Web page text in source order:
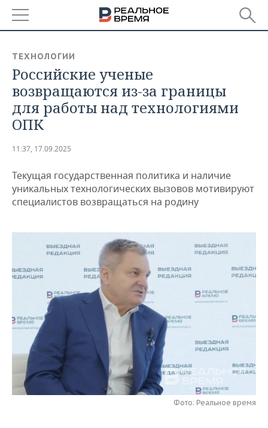
БАШКОРТОСТАН
ТАТАРСТАН
УДМУРТИЯ
НОВОСТИ
АНАЛИТИКА
НОВОСТИ АНАЛИТИКИ
ДЕКЛАРАЦИИ О ДОХОДАХ
КОРОЛИ ГОСЗАКАЗА ПФО
ВУЗЫ ТАТАРСТАНА
КОМУ ПРИНАДЛЕЖАТ
ТОРГОВЫЕ ЦЕНТРЫ
ТАТАРСТАНА
ЭКОНОМИКА
НОВОСТИ ЭКОНОМИКИ
ФИНАНСЫ
БАНКИ
БЮДЖЕТ
ПРОМЫШЛЕННОСТЬ
НОВОСТИ
ПРОМЫШЛЕННОСТИ
МАШИНОСТРОЕНИЕ
НЕФТЕХИМИЯ
НЕФТЬ
ОПК
ЭНЕРГЕТИКА
НЕДВИЖИМОСТЬ
НОВОСТИ НЕДВИЖИМОСТИ
АВТО
НОВОСТИ АВТО
БИЗНЕС
НОВОСТИ БИЗНЕСА
РОЗНИЧНАЯ ТОРГОВЛЯ
ТРАНСПОРТ
УСЛУГИ
НОВОСТИ ТЕХНОЛОГИЙ
IT
МЕДИА
ТЕЛЕКОММУНИКАЦИИ
МЕРОПРИЯТИЯ
НОВОСТИ МЕРОПРИЯТИЙ
ВЫЕЗДНАЯ РЕДАКЦИЯ
БИЗНЕС-БРАНЧИ
СПОРТ
НОВОСТИ СПОРТА
ФУТБОЛ
ОБЩЕСТВО
НОВОСТИ ОБЩЕСТВА
ФОТОГАЛЕРЕЯ
ТЕХНОЛОГИИ
Российские ученые
возвращаются из-за границы
для работы над технологиями
ОПК
11:37, 17.09.2025
Текущая государственная политика и наличие
уникальных технологических вызовов мотивируют
специалистов возвращаться на родину
Фото: Реальное время